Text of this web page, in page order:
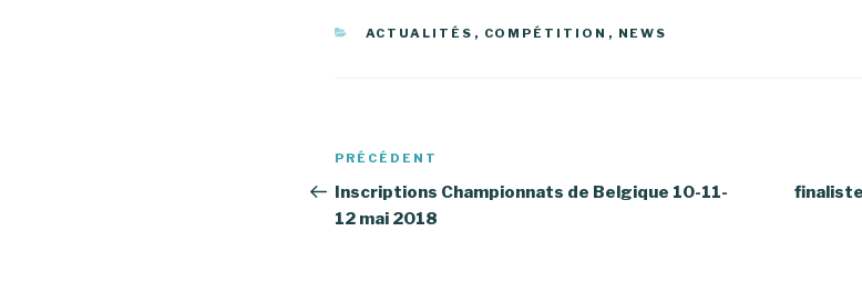
CATÉGORIES
ACTUALITÉS , COMPÉTITION , NEWS
Navigation
de
l’article
Article
précédent
PRÉCÉDENT
Inscriptions Championnats de Belgique 10-11-
12 mai 2018